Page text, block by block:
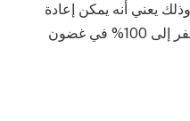
7.4 كيلو واط. وذلك يعني أنه يمكن إعادة
شحن البطارية عالية الجهد من صفر إلى 100% في غضون